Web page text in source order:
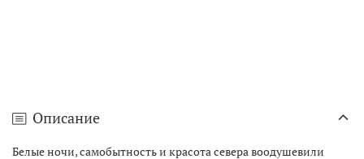
Описание
Белые ночи, самобытность и красота севера воодушевили